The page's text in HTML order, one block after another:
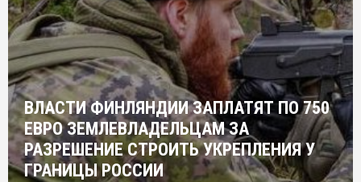
ВЛАСТИ ФИНЛЯНДИИ ЗАПЛАТЯТ ПО 750
ЕВРО ЗЕМЛЕВЛАДЕЛЬЦАМ ЗА
РАЗРЕШЕНИЕ СТРОИТЬ УКРЕПЛЕНИЯ У
ГРАНИЦЫ РОССИИ